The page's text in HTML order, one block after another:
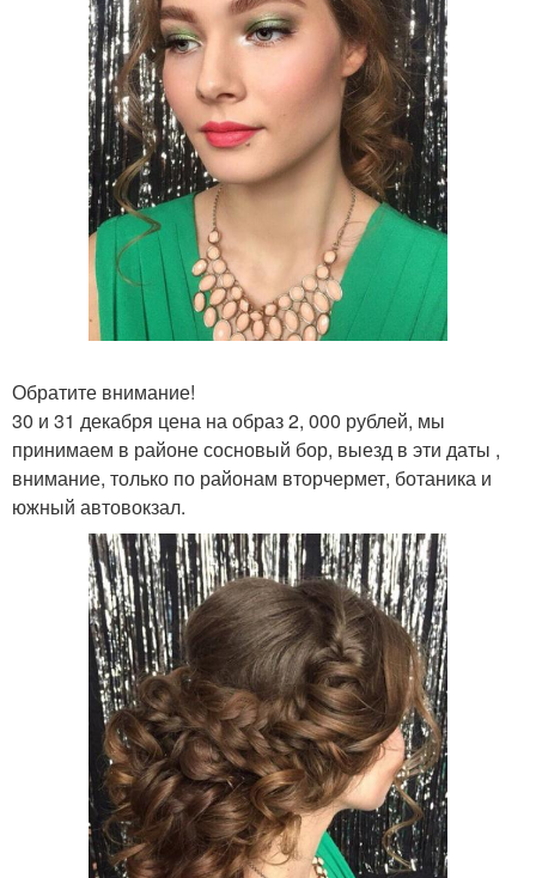
Обратите внимание!
30 и 31 декабря цена на образ 2, 000 рублей, мы
принимаем в районе сосновый бор, выезд в эти даты ,
внимание, только по районам вторчермет, ботаника и
южный автовокзал.